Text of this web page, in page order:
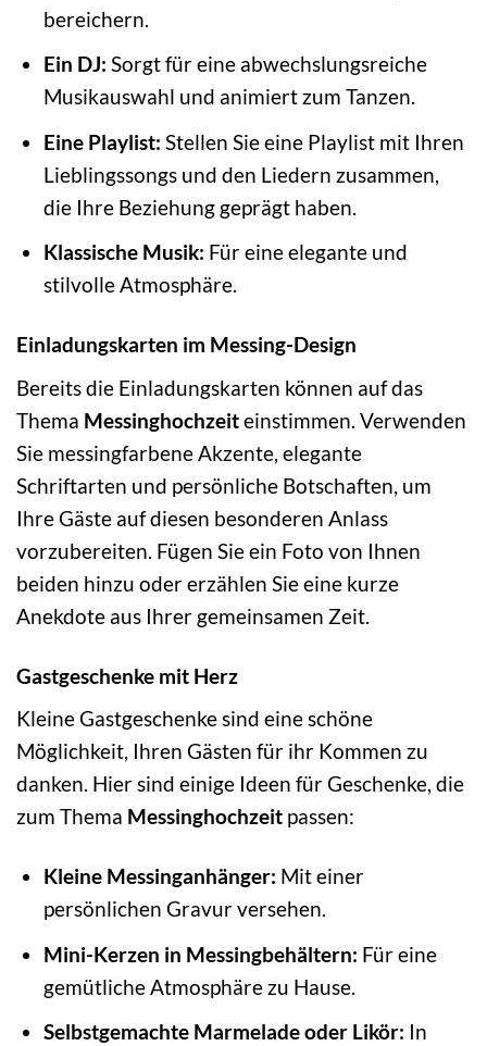
bereichern.
Ein DJ: Sorgt für eine abwechslungsreiche
Musikauswahl und animiert zum Tanzen.
Eine Playlist: Stellen Sie eine Playlist mit Ihren
Lieblingssongs und den Liedern zusammen,
die Ihre Beziehung geprägt haben.
Klassische Musik: Für eine elegante und
stilvolle Atmosphäre.
Einladungskarten im Messing-Design
Bereits die Einladungskarten können auf das
Thema Messinghochzeiteinstimmen. Verwenden
Sie messingfarbene Akzente, elegante
Schriftarten und persönliche Botschaften, um
Ihre Gäste auf diesen besonderen Anlass
vorzubereiten. Fügen Sie ein Foto von Ihnen
beiden hinzu oder erzählen Sie eine kurze
Anekdote aus Ihrer gemeinsamen Zeit.
Gastgeschenke mit Herz
Kleine Gastgeschenke sind eine schöne
Möglichkeit, Ihren Gästen für ihr Kommen zu
danken. Hier sind einige Ideen für Geschenke, die
zum Thema Messinghochzeit passen:
Kleine Messinganhänger: Mit einer
persönlichen Gravur versehen.
Mini-Kerzen in Messingbehältern: Für eine
gemütliche Atmosphäre zu Hause.
Selbstgemachte Marmelade oder Likör: In